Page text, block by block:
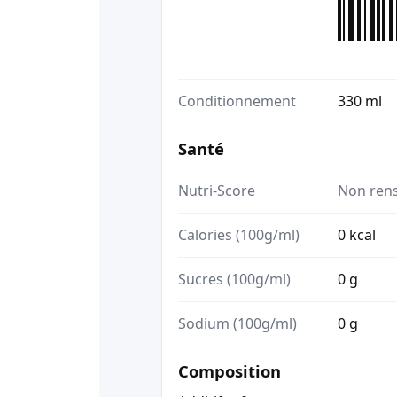
Conditionnement 330 ml
Santé
Nutri-Score Non
Calories (100g/ml) 0 kcal
Sucres (100g/ml) 0 g
Sodium (100g/ml) 0 g
Composition